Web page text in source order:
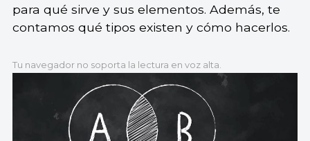
para qué sirve y sus elementos. Además, te
contamos qué tipos existen y cómo hacerlos.
Tu navegador no soporta la lectura en voz alta.